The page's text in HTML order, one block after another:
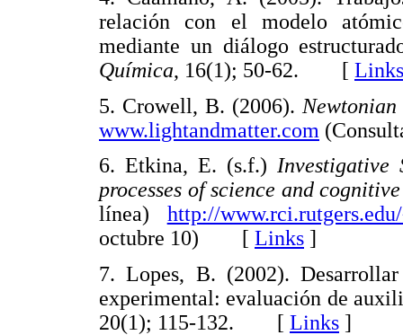
relación con el modelo
mediante un diálogo
Química, 16(1); 50-62. [ Links
5. Crowell, B. (2006).
www.lightandmatter.com
6. Etkina, E. (s.f.) Investigative
processes of science and
línea) http://
octubre 10) [ Links ]
7. Lopes, B. (2002).
experimental: evaluación de
20(1); 115-132. [ Links ]